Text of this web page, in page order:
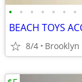
• • • • • • •
8/4 Brooklyn